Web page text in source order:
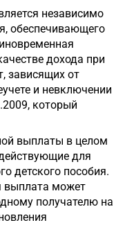
независимо
обеспечивающего
дохода при
зависящих от
и невключении
который
выплаты в целом
для
детского пособия.
выплата может
получателю на